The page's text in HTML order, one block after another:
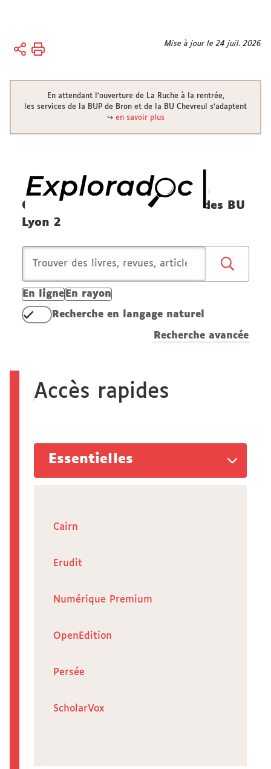
Vous
Accueil
Bibliothèque
Mise à jour le 24 juil. 2026
En attendant l'ouverture de La Ruche à la rentrée,
les services de la BUP de Bron et de la BU Chevreul s’adaptent
↪ en savoir plus
Cherchez dans les collections des BU
Lyon 2
En ligne En rayon
Recherche en langage naturel
Recherche avancée
Accès rapides
Essentielles
Cairn
Erudit
Numérique Premium
OpenEdition
Persée
ScholarVox